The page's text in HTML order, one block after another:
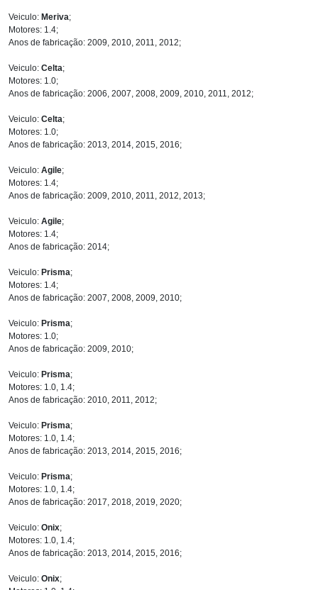
Veiculo: Meriva;
Motores: 1.4;
Anos de fabricação: 2009, 2010, 2011, 2012;
Veiculo: Celta;
Motores: 1.0;
Anos de fabricação: 2006, 2007, 2008, 2009, 2010, 2011, 2012;
Veiculo: Celta;
Motores: 1.0;
Anos de fabricação: 2013, 2014, 2015, 2016;
Veiculo: Agile;
Motores: 1.4;
Anos de fabricação: 2009, 2010, 2011, 2012, 2013;
Veiculo: Agile;
Motores: 1.4;
Anos de fabricação: 2014;
Veiculo: Prisma;
Motores: 1.4;
Anos de fabricação: 2007, 2008, 2009, 2010;
Veiculo: Prisma;
Motores: 1.0;
Anos de fabricação: 2009, 2010;
Veiculo: Prisma;
Motores: 1.0, 1.4;
Anos de fabricação: 2010, 2011, 2012;
Veiculo: Prisma;
Motores: 1.0, 1.4;
Anos de fabricação: 2013, 2014, 2015, 2016;
Veiculo: Prisma;
Motores: 1.0, 1.4;
Anos de fabricação: 2017, 2018, 2019, 2020;
Veiculo: Onix;
Motores: 1.0, 1.4;
Anos de fabricação: 2013, 2014, 2015, 2016;
Veiculo: Onix;